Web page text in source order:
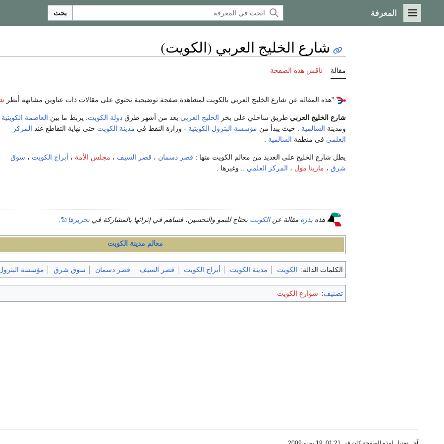
القائمة الرئيسية
المعرفة بحث
شارع الخليج العربي (الكويت)
مقالة ناقش هذه الصفحة
"هذه المقالة عن شارع الخليج العربي بالكويت لمشاهدة صفحة توضيحية تحتوي على مقالات ذات عناوين مشابهة أنظر
شارع الخليج العربي طريق ساحلي على بحر الخليج العربي يعد من أشهر طرق دولة الكويت . يربط ما بين العاصمة الكويتية
ومدينة السالمية . حيث يبدأ من مؤسسة البترول الكويتية - وزارة النفط في مدينة الكويت حتى نهاية التقاطع عند المركز
العلمي في منطقة السالمية
يطل شارع الخليج على العديد من معالم الكويت منها : قصر دسمان ، قصر السيف ، مجلس الأمة ، أبراج الكويت ، سوق
شرق ، مارينا مول ، المركز العلمي .. وغيرها .
هذه بذرة مقالة عنالكويت تحتاج للنمو والتحسين، فساهم في إثرائها بالمشاركة فيتحريرها .
معالم مدينة الكويت
الكلمات الدالة: الكويت مدينة الكويت أبراج الكويت قصر السيف قصر دسمان سوق شرق مؤسسة البترول
تصنيف: شوارع الكويت